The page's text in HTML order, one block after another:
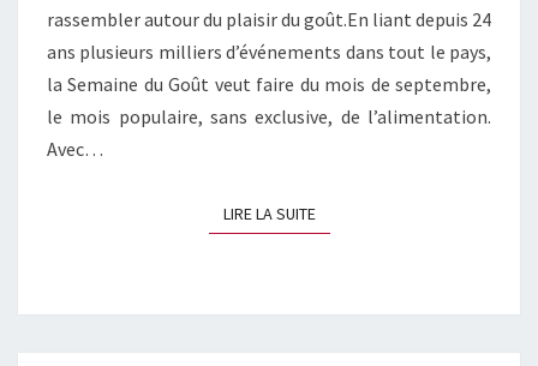
rassembler autour du plaisir du goût.En liant depuis 24
ans plusieurs milliers d’événements dans tout le pays,
la Semaine du Goût veut faire du mois de septembre,
le mois populaire, sans exclusive, de l’alimentation.
Avec…
LIRE LA SUITELIRE LA SUITE